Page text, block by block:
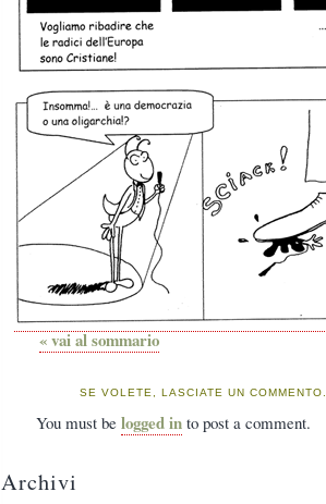
« vai al sommario
SE VOLETE, LASCIATE UN COMMENTO.
You must be logged in to post a comment.
Archivi